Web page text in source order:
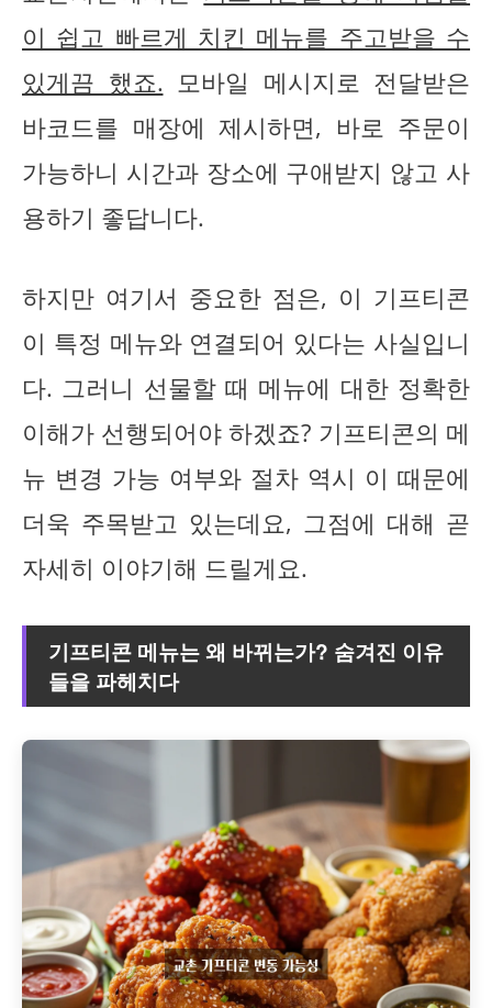
이 쉽고 빠르게 치킨 메뉴를 주고받을 수
있게끔 했죠. 모바일 메시지로 전달받은
바코드를 매장에 제시하면, 바로 주문이
가능하니 시간과 장소에 구애받지 않고 사
용하기 좋답니다.
하지만 여기서 중요한 점은, 이 기프티콘
이 특정 메뉴와 연결되어 있다는 사실입니
다. 그러니 선물할 때 메뉴에 대한 정확한
이해가 선행되어야 하겠죠? 기프티콘의 메
뉴 변경 가능 여부와 절차 역시 이 때문에
더욱 주목받고 있는데요, 그점에 대해 곧
자세히 이야기해 드릴게요.
기프티콘 메뉴는 왜 바뀌는가? 숨겨진 이유
들을 파헤치다